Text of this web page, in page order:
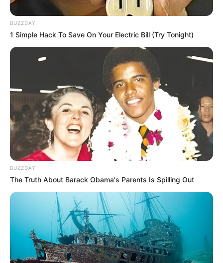
Le Tirage gagnant du pronostic
en or de Logic-Prono
Les meilleurs des pronostics sont sur le logiciel 100
% gratuitLogic-Prono V3.
Vous n’avez qu’à les sélectionner et le logiciel du
Quinté+ en fera la synthèse, ce qui sera peut-être le
meilleur pronostic PMU gagnant.
Meilleur Pronostic au QUINTÉ
GRAND PRIX EPHREM HOUEL
Qui est le meilleur actuellement au pronostic du
Quinté? Pour rester informé, suivez
quotidiennement lesstatistiquesréalisées d’après la
BUZZDAY
1 Simple Hack To Save On Your Electric Bill (Try Tonight)
BUZZDAY
The Truth About Barack Obama's Parents Is Spilling Out